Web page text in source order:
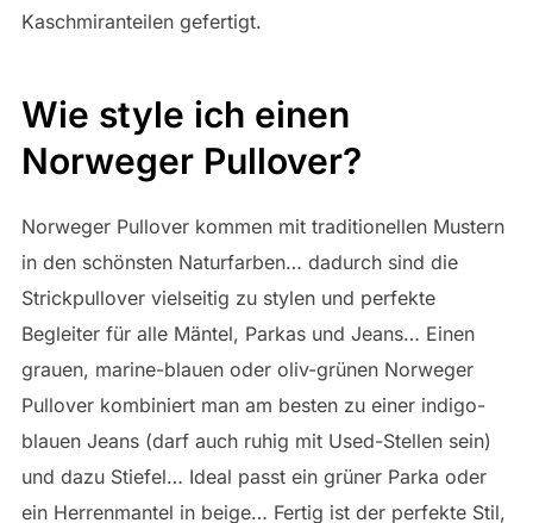
Kaschmiranteilen gefertigt.
Wie style ich einen
Norweger Pullover?
Norweger Pullover kommen mit traditionellen Mustern
in den schönsten Naturfarben… dadurch sind die
Strickpullover vielseitig zu stylen und perfekte
Begleiter für alle Mäntel, Parkas und Jeans… Einen
grauen, marine-blauen oder oliv-grünen Norweger
Pullover kombiniert man am besten zu einer indigo-
blauen Jeans (darf auch ruhig mit Used-Stellen sein)
und dazu Stiefel… Ideal passt ein grüner Parka oder
ein Herrenmantel in beige… Fertig ist der perfekte Stil,